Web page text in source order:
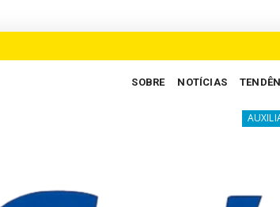
SOBRE NOTÍCIAS
crescimento em Goiás AUXILIARES DA JUSTIÇA